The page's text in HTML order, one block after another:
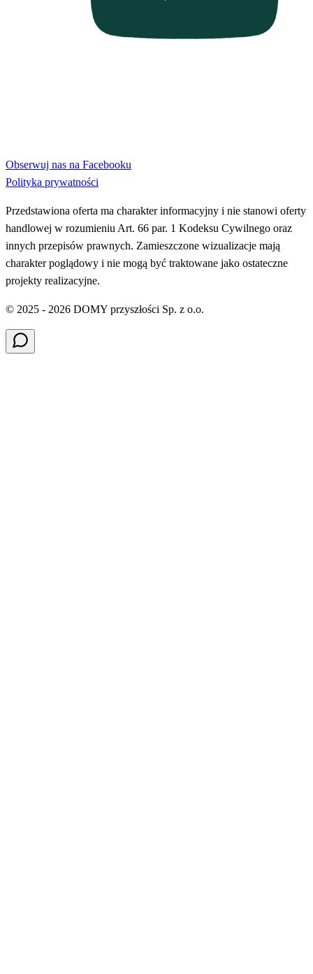
Obserwuj nas na Facebooku
Polityka prywatności
Przedstawiona oferta ma charakter informacyjny i nie stanowi oferty
handlowej w rozumieniu Art. 66 par. 1 Kodeksu Cywilnego oraz
innych przepisów prawnych. Zamieszczone wizualizacje mają
charakter poglądowy i nie mogą być traktowane jako ostateczne
projekty realizacyjne.
© 2025 - 2026 DOMY przyszłości Sp. z o.o.